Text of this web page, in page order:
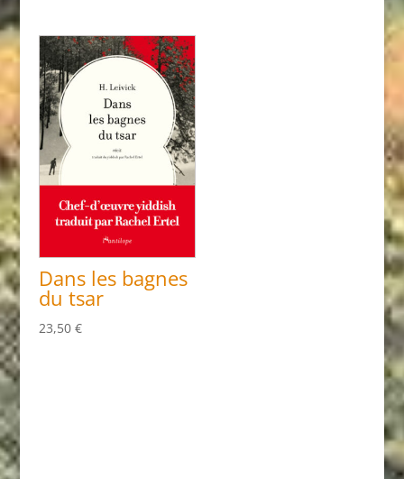
Dans les bagnes
du tsar
23,50 €